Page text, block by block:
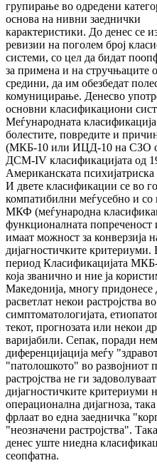
групирање во одредени
основа на нивни заеднички
карактеристики. До денес се
ревизии на поголем број
системи, со цел да бидат
за примена и на стручњаците
средини, да им обезбедат
комуницирање. Денесво
основни класификациони
Меѓународната
болестите, повредите и
(МКБ-10 или ИЦД-10 на СЗО
ДСМ-IV класификацијата од
Американската психијатриска
И двете класификации се во
компатибилни меѓусебно и со
МКФ (меѓународна
функционалната попреченост
имаат можност за конверзија
дијагностичките критериуми.
период Класификацијата
која званично и ние ја
Македонија, многу придонесе
расветлат некои растројства
симптоматологијата,
текот, прогнозата или некои
варијабили. Сепак, поради
диференцијација меѓу
"патолошкото" во развојниот
растројства не ги задоволуваат
дијагностичките критериуми
операционална дијагноза,
фрлаат во една заедничка
"неозначени растројства".
денес уште ниедна
сеопфатна.